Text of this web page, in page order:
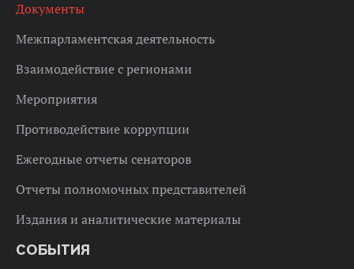
Документы
Межпарламентская деятельность
Взаимодействие с регионами
Мероприятия
Противодействие коррупции
Ежегодные отчеты сенаторов
Отчеты полномочных представителей
Издания и аналитические материалы
СОБЫТИЯ